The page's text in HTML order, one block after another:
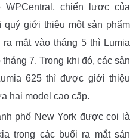
WPCentral, chiến lược của
quý giới thiệu một sản phẩm
mắt vào tháng 5 thì Lumia
7. Trong khi đó, các sản
625 thì được giới thiệu
hai model cao cấp.
phố New York được coi là
trong các buổi ra mắt sản